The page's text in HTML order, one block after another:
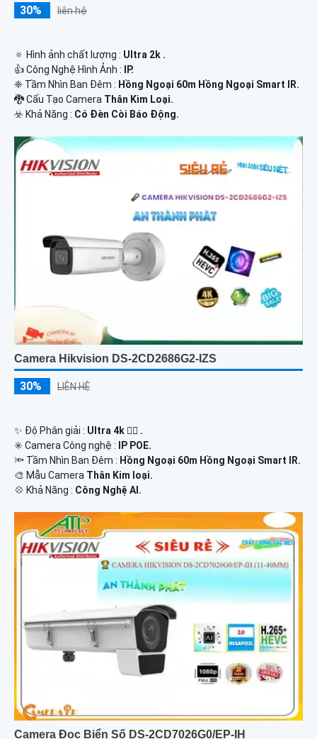
30% liên hệ
🔅 Hình ảnh chất lượng : Ultra 2k .
👍 Công Nghệ Hình Ảnh :
IP.
❈ Tầm Nhìn Ban Đêm : Hồng Ngoại 60m Hồng Ngoại Smart IR.
🐉️ Cấu Tạo Camera Thân Kim Loại.
️☣️ Khả Năng : Có Đèn Còi Báo Động.
Camera Hikvision DS-2CD2686G2-IZS
30% LIÊN HỆ
✨ Độ Phân giải : Ultra 4k 👍🏾 .
✳️ Camera Công nghệ :
IP POE.
🔦 Tầm Nhìn Ban Đêm : Hồng Ngoại 60m Hồng Ngoại Smart IR.
🎨 Mẫu Camera Thân Kim loại.
️💠 Khả Năng : Công Nghệ AI.
Camera Đọc Biển Số DS-2CD7026G0/EP-IH